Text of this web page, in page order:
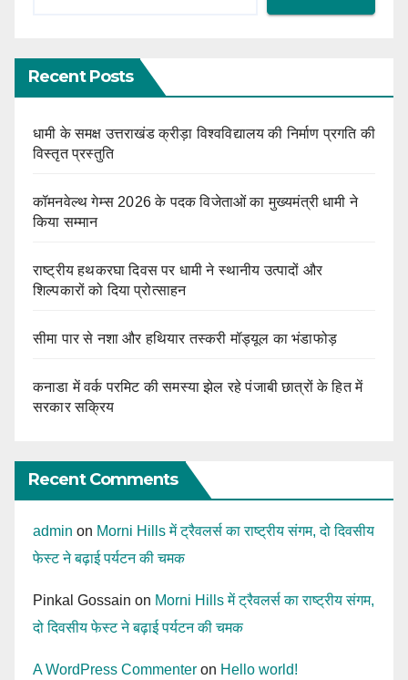
Recent Posts
धामी के समक्ष उत्तराखंड क्रीड़ा विश्वविद्यालय की निर्माण प्रगति की
विस्तृत प्रस्तुति
कॉमनवेल्थ गेम्स 2026 के पदक विजेताओं का मुख्यमंत्री धामी ने
किया सम्मान
राष्ट्रीय हथकरघा दिवस पर धामी ने स्थानीय उत्पादों और
शिल्पकारों को दिया प्रोत्साहन
सीमा पार से नशा और हथियार तस्करी मॉड्यूल का भंडाफोड़
कनाडा में वर्क परमिट की समस्या झेल रहे पंजाबी छात्रों के हित में
सरकार सक्रिय
Recent Comments
admin on Morni Hills में ट्रैवलर्स का राष्ट्रीय संगम, दो दिवसीय
फेस्ट ने बढ़ाई पर्यटन की चमक
Pinkal Gossain on Morni Hills में ट्रैवलर्स का राष्ट्रीय संगम,
दो दिवसीय फेस्ट ने बढ़ाई पर्यटन की चमक
A WordPress Commenter on Hello world!